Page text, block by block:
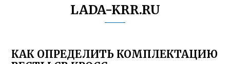
LADA-KRR.RU
КАК ОПРЕДЕЛИТЬ КОМПЛЕКТАЦИЮ